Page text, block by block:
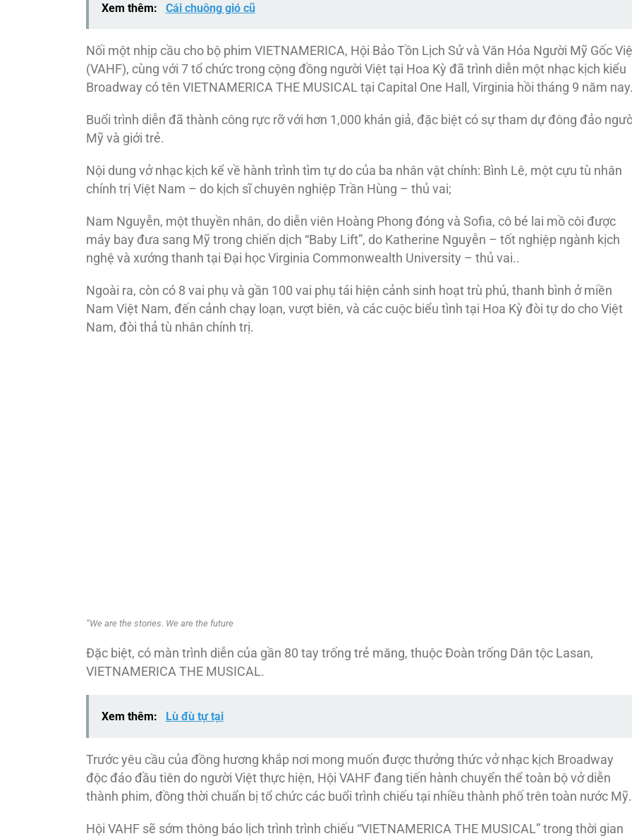
Xem thêm: Cái chuông gió cũ
Nối một nhịp cầu cho bộ phim VIETNAMERICA, Hội Bảo Tồn Lịch Sử và Văn Hóa Người Mỹ Gốc
(VAHF), cùng với 7 tổ chức trong cộng đồng người Việt tại Hoa Kỳ đã trình diễn một nhạc kịch kiểu
Broadway có tên VIETNAMERICA THE MUSICAL tại Capital One Hall, Virginia hồi tháng 9 năm nay.
Buổi trình diễn đã thành công rực rỡ với hơn 1,000 khán giả, đặc biệt có sự tham dự đông đảo
Mỹ và giới trẻ.
Nội dung vở nhạc kịch kể về hành trình tìm tự do của ba nhân vật chính: Bình Lê, một cựu tù nhân
chính trị Việt Nam – do kịch sĩ chuyên nghiệp Trần Hùng – thủ vai;
Nam Nguyễn, một thuyền nhân, do diễn viên Hoàng Phong đóng và Sofia, cô bé lai mồ côi được
máy bay đưa sang Mỹ trong chiến dịch “Baby Lift”, do Katherine Nguyễn – tốt nghiệp ngành kịch
nghệ và xướng thanh tại Đại học Virginia Commonwealth University – thủ vai..
Ngoài ra, còn có 8 vai phụ và gần 100 vai phụ tái hiện cảnh sinh hoạt trù phú, thanh bình ở miền
Nam Việt Nam, đến cảnh chạy loạn, vượt biên, và các cuộc biểu tình tại Hoa Kỳ đòi tự do cho Việt
Nam, đòi thả tù nhân chính trị.
“We are the stories. We are the future
Đặc biệt, có màn trình diễn của gần 80 tay trống trẻ măng, thuộc Đoàn trống Dân tộc Lasan,
VIETNAMERICA THE MUSICAL.
Xem thêm: Lù đù tự tại
Trước yêu cầu của đồng hương khắp nơi mong muốn được thưởng thức vở nhạc kịch Broadway
độc đáo đầu tiên do người Việt thực hiện, Hội VAHF đang tiến hành chuyển thể toàn bộ vở diễn
thành phim, đồng thời chuẩn bị tổ chức các buổi trình chiếu tại nhiều thành phố trên toàn nước Mỹ.
Hội VAHF sẽ sớm thông báo lịch trình trình chiếu “VIETNAMERICA THE MUSICAL” trong thời gian